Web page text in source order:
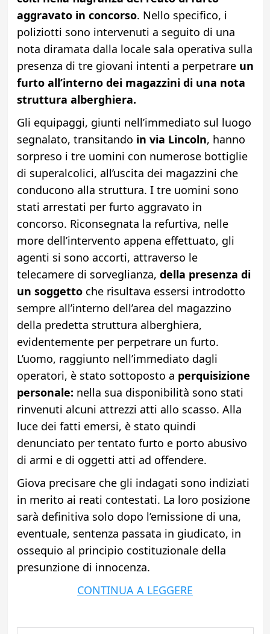
aggravato in concorso. Nello specifico, i
poliziotti sono intervenuti a seguito di una
nota diramata dalla locale sala operativa sulla
presenza di tre giovani intenti a perpetrare un
furto all’interno dei magazzini di una nota
struttura alberghiera.
Gli equipaggi, giunti nell’immediato sul luogo
segnalato, transitando in via Lincoln, hanno
sorpreso i tre uomini con numerose bottiglie
di superalcolici, all’uscita dei magazzini che
conducono alla struttura. I tre uomini sono
stati arrestati per furto aggravato in
concorso. Riconsegnata la refurtiva, nelle
more dell’intervento appena effettuato, gli
agenti si sono accorti, attraverso le
telecamere di sorveglianza, della presenza di
un soggettoche risultava essersi introdotto
sempre all’interno dell’area del magazzino
della predetta struttura alberghiera,
evidentemente per perpetrare un furto.
L’uomo, raggiunto nell’immediato dagli
operatori, è stato sottoposto a perquisizione
personale: nella sua disponibilità sono stati
rinvenuti alcuni attrezzi atti allo scasso. Alla
luce dei fatti emersi, è stato quindi
denunciato per tentato furto e porto abusivo
di armi e di oggetti atti ad offendere.
Giova precisare che gli indagati sono indiziati
in merito ai reati contestati. La loro posizione
sarà definitiva solo dopo l’emissione di una,
eventuale, sentenza passata in giudicato, in
ossequio al principio costituzionale della
presunzione di innocenza.
CONTINUA A LEGGERE